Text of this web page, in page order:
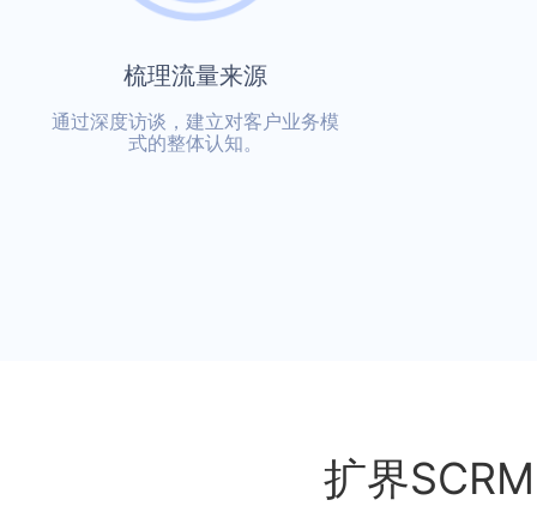
梳理流量来源
通过深度访谈，建立对客户业务模
式的整体认知。
扩界